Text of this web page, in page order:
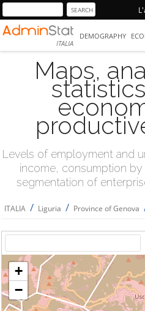
ITALIA
DEMOGRAPHY
Maps,
Levels of employment and
income, consumption
segmentation of
ITALIA / Liguria / Province of Genova